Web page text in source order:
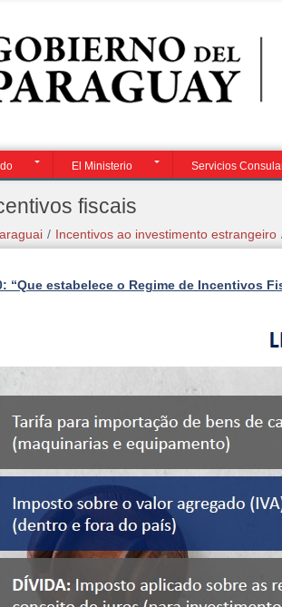
El Ministerio Servicios
no
Paraguai
fiscais
/ Incentivos ao investimento estrangeiro
“Que estabelece o Regime de Incentivos